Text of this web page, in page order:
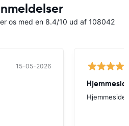
os med en 8.4/10 ud af 108042
15-05-2026